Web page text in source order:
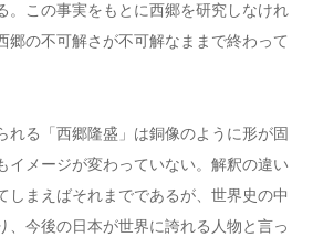
。この事実をもとに西郷を研究しなけれ
郷の不可解さが不可解なままで終わって
れる「西郷隆盛」は銅像のように形が固
イメージが変わっていない。解釈の違い
しまえばそれまでであるが、世界史の中
、今後の日本が世界に誇れる人物と言っ